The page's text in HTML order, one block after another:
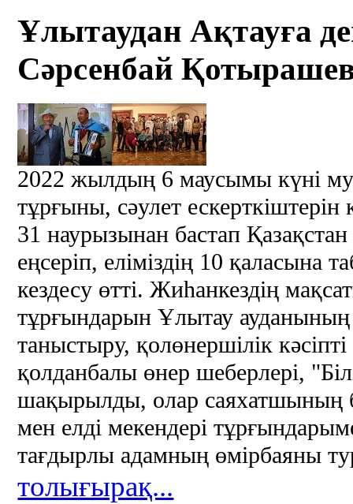
Ұлытаудан Ақтауға
Сәрсенбай
2022 жылдың 6 маусымы күні
тұрғыны, сәулет
31 наурызынан бастап
еңсеріп, еліміздің 10 қаласына
кездесу өтті. Жиһанкездің
тұрғындарын Ұлытау
таныстыру, қолөнершілік
қолданбалы өнер шеберлері,
шақырылды, олар саяхатшының
мен елді мекендері
тағдырлы адамның өмірбаяны
толығырақ...